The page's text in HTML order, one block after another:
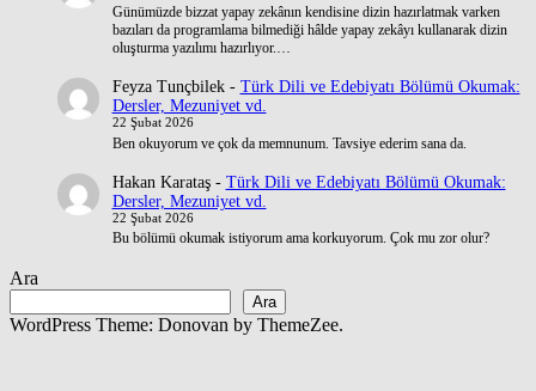
Günümüzde bizzat yapay zekânın kendisine dizin hazırlatmak varken
bazıları da programlama bilmediği hâlde yapay zekâyı kullanarak dizin
oluşturma yazılımı hazırlıyor.…
Feyza Tunçbilek- Türk Dili ve Edebiyatı Bölümü Okumak:
Dersler, Mezuniyet vd.
22 Şubat 2026
Ben okuyorum ve çok da memnunum. Tavsiye ederim sana da.
Hakan Karataş- Türk Dili ve Edebiyatı Bölümü Okumak:
Dersler, Mezuniyet vd.
22 Şubat 2026
Bu bölümü okumak istiyorum ama korkuyorum. Çok mu zor olur?
Ara
Ara
WordPress Theme: Donovan by ThemeZee.